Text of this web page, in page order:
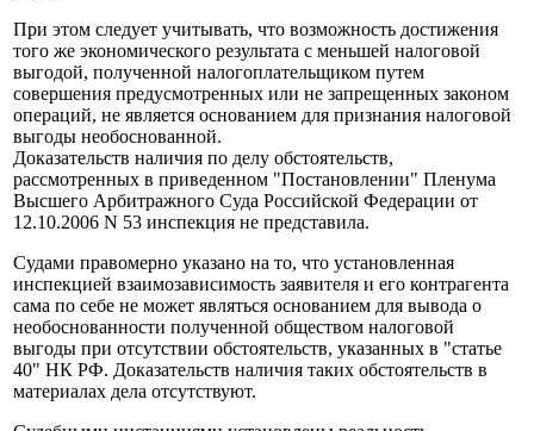
При этом следует учитывать, что возможность достижения
того же экономического результата с меньшей налоговой
выгодой, полученной налогоплательщиком путем
совершения предусмотренных или не запрещенных законом
операций, не является основанием для признания налоговой
выгоды необоснованной.
Доказательств наличия по делу обстоятельств,
рассмотренных в приведенном "Постановлении" Пленума
Высшего Арбитражного Суда Российской Федерации от
12.10.2006 N 53 инспекция не представила.
Судами правомерно указано на то, что установленная
инспекцией взаимозависимость заявителя и его контрагента
сама по себе не может являться основанием для вывода о
необоснованности полученной обществом налоговой
выгоды при отсутствии обстоятельств, указанных в "статье
40" НК РФ. Доказательств наличия таких обстоятельств в
материалах дела отсутствуют.